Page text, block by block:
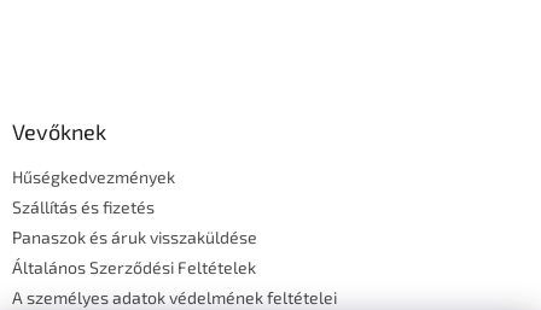
Vevőknek
Hűségkedvezmények
Szállítás és fizetés
Panaszok és áruk visszaküldése
Általános Szerződési Feltételek
A személyes adatok védelmének feltételei